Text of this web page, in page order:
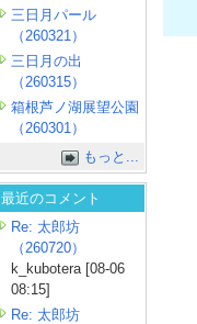
三日月パール
（260321）
三日月の出
（260315）
箱根芦ノ湖展望公園
（260301）
もっと...
最近のコメント
Re: 太郎坊
（260720）
k_kubotera [08-06
08:15]
Re: 太郎坊